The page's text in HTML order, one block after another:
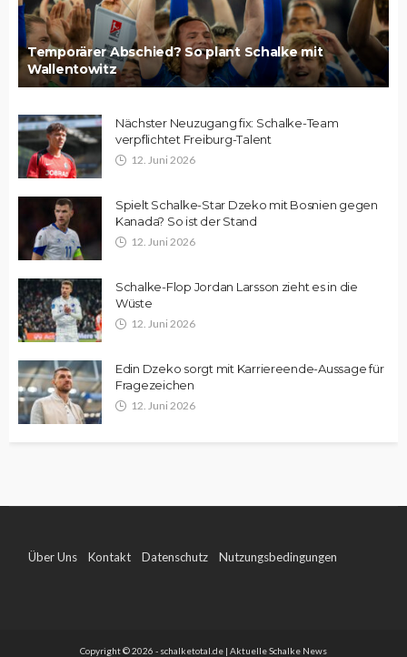
Temporärer Abschied? So plant Schalke mit
Wallentowitz
Nächster Neuzugang fix: Schalke-Team
verpflichtet Freiburg-Talent
12. Juni 2026
Spielt Schalke-Star Dzeko mit Bosnien gegen
Kanada? So ist der Stand
12. Juni 2026
Schalke-Flop Jordan Larsson zieht es in die
Wüste
12. Juni 2026
Edin Dzeko sorgt mit Karriereende-Aussage für
Fragezeichen
12. Juni 2026
Über Uns Kontakt Datenschutz Nutzungsbedingungen
Copyright © 2026 - schalketotal.de | Aktuelle Schalke News